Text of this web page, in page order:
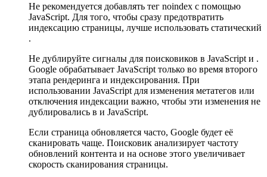
Не рекомендуется добавлять тег noindex с помощью
JavaScript. Для того, чтобы сразу предотвратить
индексацию страницы, лучше использовать статический
.
Не дублируйте сигналы для поисковиков в JavaScript и .
Google обрабатывает JavaScript только во время второго
этапа рендеринга и индексирования. При
использовании JavaScript для изменения метатегов или
отключения индексации важно, чтобы эти изменения не
дублировались в и JavaScript.
Если страница обновляется часто, Google будет её
сканировать чаще. Поисковик анализирует частоту
обновлений контента и на основе этого увеличивает
скорость сканирования страницы.